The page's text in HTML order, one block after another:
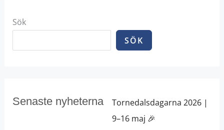
Sök
SÖK
Senaste nyheterna
Tornedalsdagarna 2026 |
9–16 maj 🎉